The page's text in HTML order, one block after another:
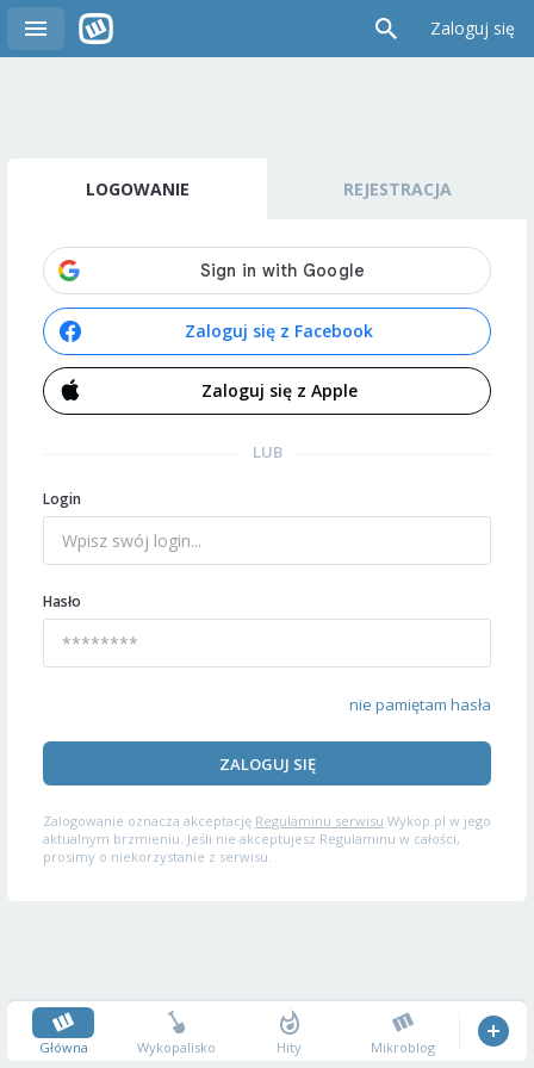
Zaloguj się
LOGOWANIE REJESTRACJA
Zaloguj się z Facebook
Zaloguj się z Apple
LUB
Login
Hasło
nie pamiętam hasła
ZALOGUJ SIĘ
Zalogowanie oznacza akceptację Regulaminu serwisu Wykop.pl w jego
aktualnym brzmieniu. Jeśli nie akceptujesz Regulaminu w całości,
prosimy o niekorzystanie z serwisu.
Główna Wykopalisko Hity Mikroblog